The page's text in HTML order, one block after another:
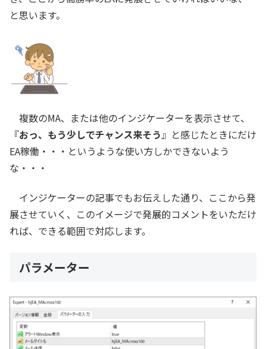
と思います。
複数のMA、または他のインジケーターを表示させて、
『おっ、もう少しでチャンス来そう』と感じたときにだけ
EA稼働・・・というような使い方しかできないよう
な・・・
インジケーターの記事でもお伝えした通り、ここから発
展させていく、このイメージで発展的コメントをいただけ
れば、できる範囲で対応します。
パラメーター